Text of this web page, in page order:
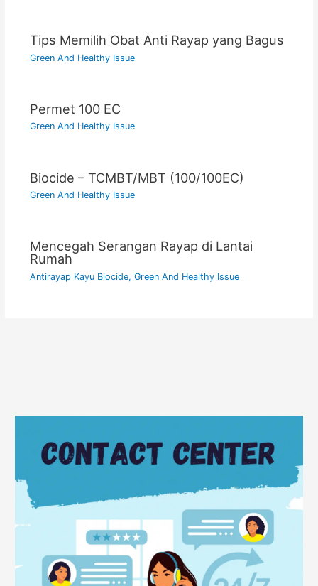
Tips Memilih Obat Anti Rayap yang Bagus
Green And Healthy Issue
Permet 100 EC
Green And Healthy Issue
Biocide – TCMBT/MBT (100/100EC)
Green And Healthy Issue
Mencegah Serangan Rayap di Lantai
Rumah
Antirayap Kayu Biocide, Green And Healthy Issue